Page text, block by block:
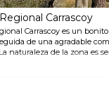
Carrascoy
Carrascoy es un
de una agradable
naturaleza de la zona es